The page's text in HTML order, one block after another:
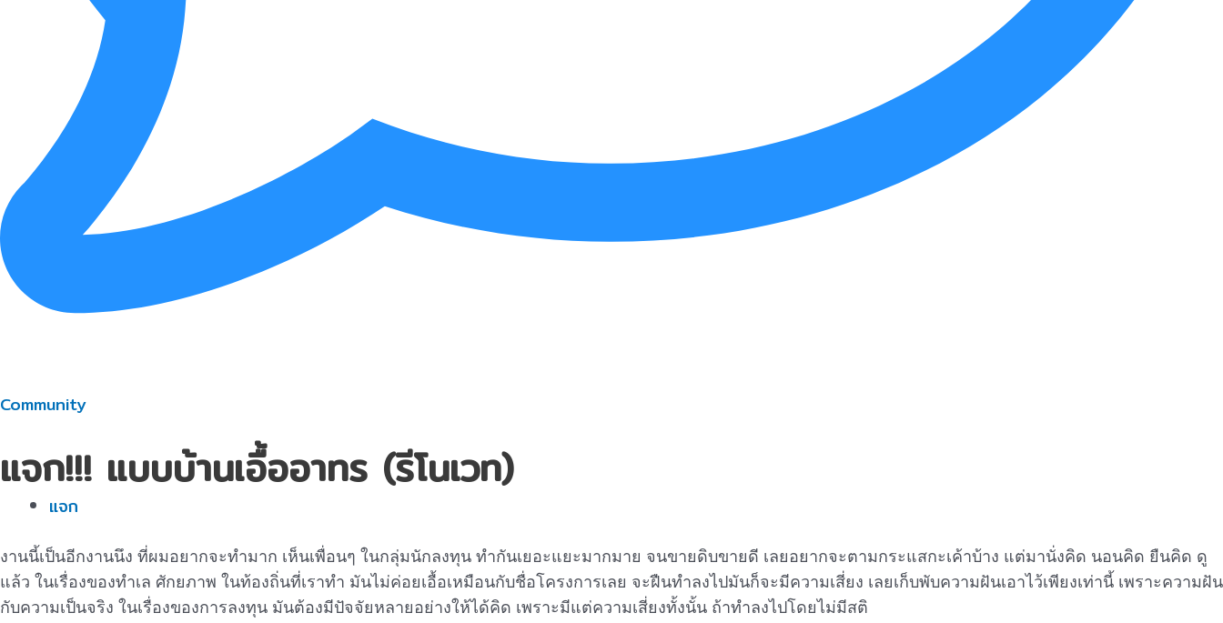
Community
แจก!!! แบบบ้านเอื้ออาทร (รีโนเวท)
แจก
งานนี้เป็นอีกงานนึง ที่ผมอยากจะทำมาก เห็นเพื่อนๆ ในกลุ่มนักลงทุน ทำกันเยอะแยะมากมาย จนขายดิบขายดี เลยอยากจะตามกระแสกะเค้าบ้าง แต่มานั่งคิด นอนคิด ยืนคิด ดู
แล้ว ในเรื่องของทำเล ศักยภาพ ในท้องถิ่นที่เราทำ มันไม่ค่อยเอื้อเหมือนกับชื่อโครงการเลย จะฝืนทำลงไปมันก็จะมีความเสี่ยง เลยเก็บพับความฝันเอาไว้เพียงเท่านี้ เพราะความฝัน
กับความเป็นจริง ในเรื่องของการลงทุน มันต้องมีปัจจัยหลายอย่างให้ได้คิด เพราะมีแต่ความเสี่ยงทั้งนั้น ถ้าทำลงไปโดยไม่มีสติ